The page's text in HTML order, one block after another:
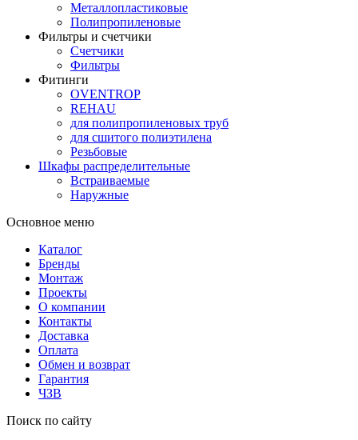
Металлопластиковые
Полипропиленовые
Фильтры и счетчики
Счетчики
Фильтры
Фитинги
OVENTROP
REHAU
для полипропиленовых труб
для сшитого полиэтилена
Резьбовые
Шкафы распределительные
Встраиваемые
Наружные
Основное меню
Каталог
Бренды
Монтаж
Проекты
О компании
Контакты
Доставка
Оплата
Обмен и возврат
Гарантия
ЧЗВ
Поиск по сайту